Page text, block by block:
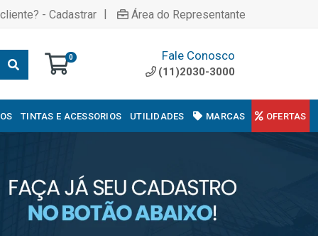
- Cadastrar | Área do Representante
0 Fale Conosco
(11)2030-3000
TINTAS E ACESSORIOS UTILIDADES MARCAS OFERTAS